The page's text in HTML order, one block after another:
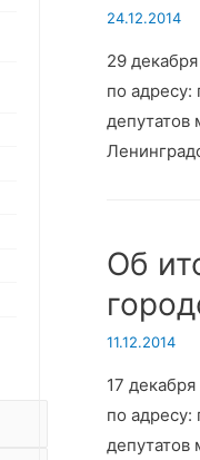
24.12.2014
29
по адресу:
депутатов
Об
11.12.2014
17
по адресу:
депутатов